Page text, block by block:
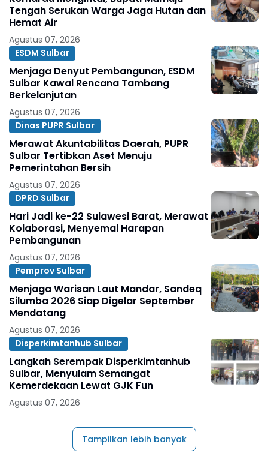
Tengah Serukan Warga Jaga Hutan dan
Hemat Air
Agustus 07, 2026
ESDM Sulbar
Menjaga Denyut Pembangunan, ESDM
Sulbar Kawal Rencana Tambang
Berkelanjutan
Agustus 07, 2026
Dinas PUPR Sulbar
Merawat Akuntabilitas Daerah, PUPR
Sulbar Tertibkan Aset Menuju
Pemerintahan Bersih
Agustus 07, 2026
DPRD Sulbar
Hari Jadi ke-22 Sulawesi Barat, Merawat
Kolaborasi, Menyemai Harapan
Pembangunan
Agustus 07, 2026
Pemprov Sulbar
Menjaga Warisan Laut Mandar, Sandeq
Silumba 2026 Siap Digelar September
Mendatang
Agustus 07, 2026
Disperkimtanhub Sulbar
Langkah Serempak Disperkimtanhub
Sulbar, Menyulam Semangat
Kemerdekaan Lewat GJK Fun
Agustus 07, 2026
Tampilkan lebih banyak